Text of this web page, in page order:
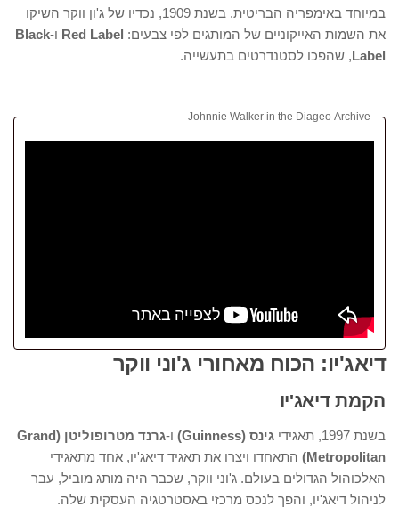
במיוחד באימפריה הבריטית. בשנת 1909, נכדיו של ג'ון ווקר השיקו
את השמות האייקוניים של המותגים לפי צבעים: Red Label ו-Black
Label, שהפכו לסטנדרטים בתעשייה.
Johnnie Walker in the Diageo Archive
דיאג'יו: הכוח מאחורי ג'וני ווקר
הקמת דיאג'יו
בשנת 1997, תאגידי גינס (Guinness) ו-
גרנד מטרופוליטן (Grand
Metropolitan)
התאחדו ויצרו את תאגיד דיאג'יו, אחד מתאגידי
האלכוהול הגדולים בעולם. ג'וני ווקר, שכבר היה מותג מוביל, עבר
לניהול דיאג'יו, והפך לנכס מרכזי באסטרטגיה העסקית שלה.